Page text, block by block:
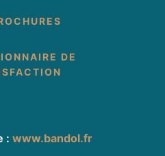
DE
: www.bandol.fr